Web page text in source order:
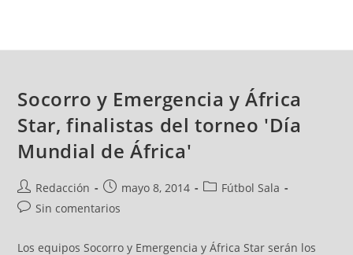
Socorro y Emergencia y África
Star, finalistas del torneo 'Día
Mundial de África'
Redacción mayo 8, 2014
Fútbol Sala
Sin comentarios
Los equipos Socorro y Emergencia y África Star serán los